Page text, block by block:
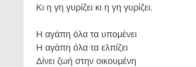
Κι η γη γυρίζει κι η γη γυρίζει.
Η αγάπη όλα τα υπομένει
Η αγάπη όλα τα ελπίζει
Δίνει ζωή στην οικουμένη